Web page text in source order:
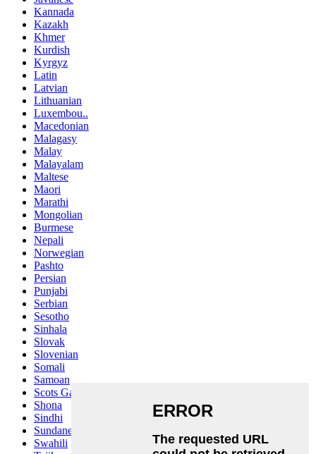
Kannada
Kazakh
Khmer
Kurdish
Kyrgyz
Latin
Latvian
Lithuanian
Luxembou..
Macedonian
Malagasy
Malay
Malayalam
Maltese
Maori
Marathi
Mongolian
Burmese
Nepali
Norwegian
Pashto
Persian
Punjabi
Serbian
Sesotho
Sinhala
Slovak
Slovenian
Somali
Samoan
Scots Gaelic
Shona
Sindhi
Sundanese
Swahili